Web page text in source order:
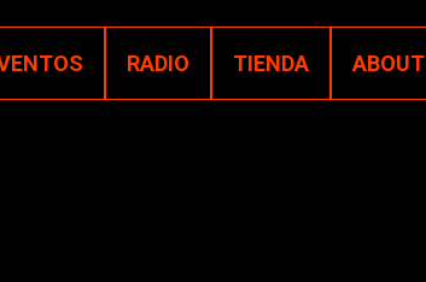
RADIO TIENDA ABOUT